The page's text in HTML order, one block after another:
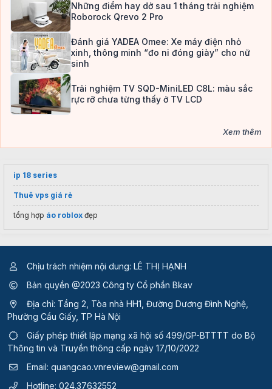
Những điểm hay dở sau 1 tháng trải nghiệm
Roborock Qrevo 2 Pro
Đánh giá YADEA Omee: Xe máy điện nhỏ
xinh, thông minh “đo ni đóng giày” cho nữ
sinh
Trải nghiệm TV SQD-MiniLED C8L: màu sắc
rực rỡ chưa từng thấy ở TV LCD
Xem thêm
ip 18 series
Thuê vps giá rẻ
tổng hợp áo roblox đẹp
Chịu trách nhiệm nội dung: LÊ THỊ HẠNH
Bản quyền @2023 Công ty Cổ phần Bkav
Địa chỉ: Tầng 2, Tòa nhà HH1, Đường Dương Đình Nghệ,
Phường Cầu Giấy, TP Hà Nội
Giấy phép thiết lập mạng xã hội số 499/GP-BTTTT do Bộ
Thông tin và Truyền thông cấp ngày 17/10/2022
Email: quangcao.vnreview@gmail.com
Hotline: 024.37632552